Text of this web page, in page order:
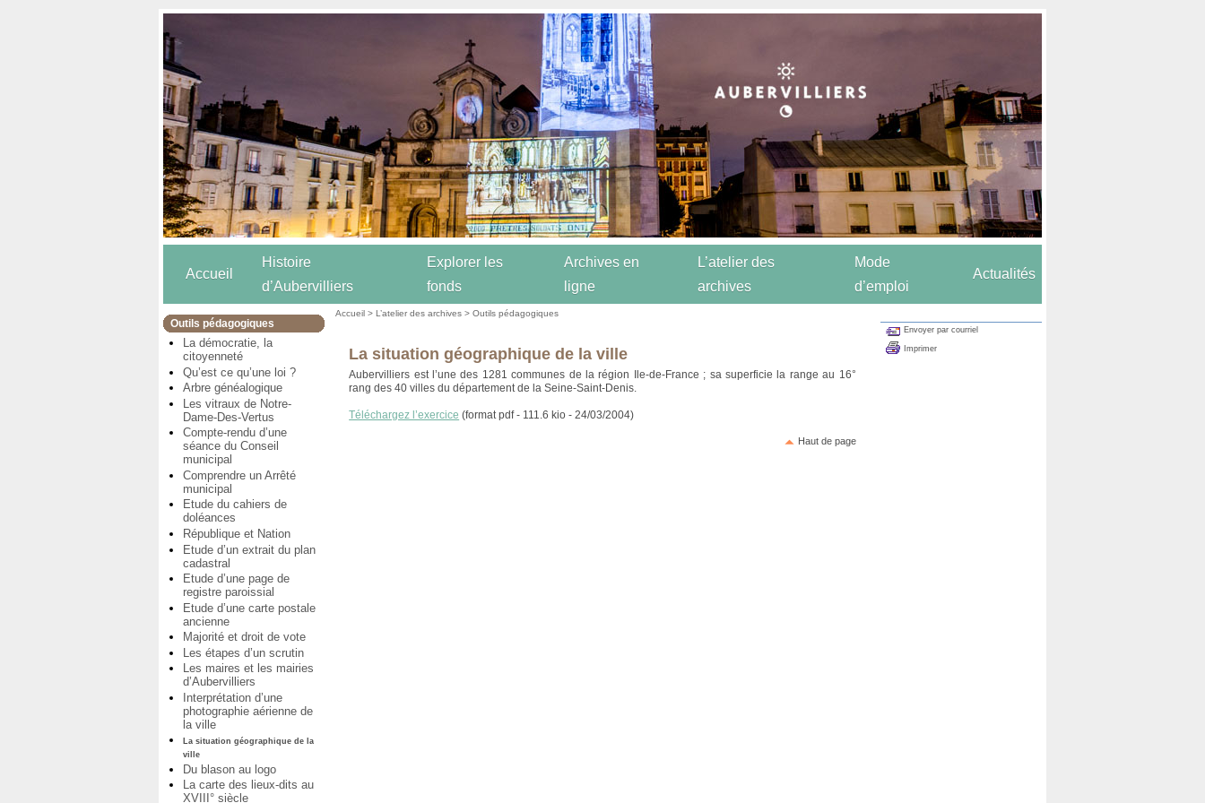
Accueil
Histoire
d’Aubervilliers
Explorer les
fonds
Archives en
ligne
L’atelier des
archives
Mode
d’emploi
Actualités
Outils pédagogiques
La démocratie, la
citoyenneté
Qu’est ce qu’une loi ?
Arbre généalogique
Les vitraux de Notre-
Dame-Des-Vertus
Compte-rendu d’une
séance du Conseil
municipal
Comprendre un Arrêté
municipal
Etude du cahiers de
doléances
République et Nation
Etude d’un extrait du plan
cadastral
Etude d’une page de
registre paroissial
Etude d’une carte postale
ancienne
Majorité et droit de vote
Les étapes d’un scrutin
Les maires et les mairies
d’Aubervilliers
Interprétation d’une
photographie aérienne de
la ville
La situation géographique de la
ville
Du blason au logo
La carte des lieux-dits au
XVIII° siècle
Accueil >L’atelier des archives >Outils pédagogiques
La situation géographique de la ville
Aubervilliers est l’une des 1281 communes de la région Ile-de-France ; sa superficie la range au 16°
rang des 40 villes du département de la Seine-Saint-Denis.
Téléchargez l’exercice (format pdf - 111.6 kio - 24/03/2004)
Haut de page
Envoyer par courriel
Imprimer